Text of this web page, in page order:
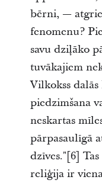
bērni, —
fenomenu?
savu dziļāko
tuvākajiem
Vilkokss dalās
piedzimšana
neskartas
pārpasaulīgā
dzīves."[6]
reliģija ir